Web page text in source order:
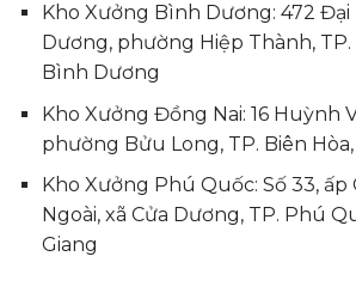
Kho Xưởng Bình Dương: 472 Đại
Dương, phường Hiệp Thành,
Bình Dương
Kho Xưởng Đồng Nai: 16 Huỳnh
phường Bửu Long, TP. Biên
Kho Xưởng Phú Quốc: Số 33, ấp
Ngoài, xã Cửa Dương, TP. Phú
Giang